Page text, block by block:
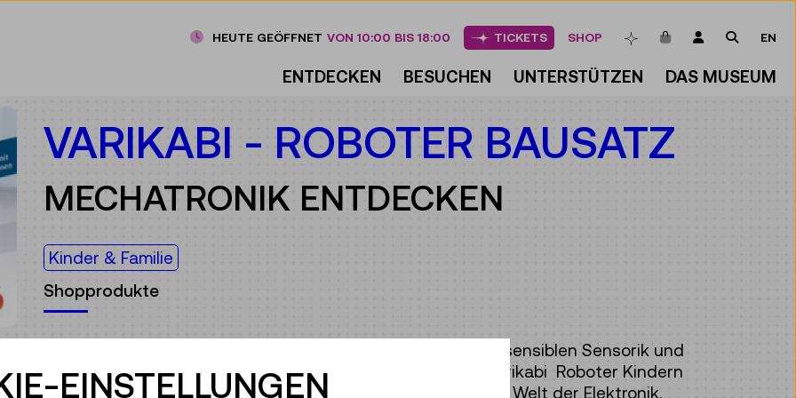
ENTDECKEN BESUCHEN UNTERSTÜTZEN DAS MUSEUM
HEUTE GEÖFFNET VON 10:00 BIS 18:00 TICKETS SHOP MERKLISTEARTIKEL IM
LOGIN SUCHE
EN
VARIKABI - ROBOTER BAUSATZ
MECHATRONIK ENTDECKEN
Kinder & Familie
Shopprodukte
Als einfach aufzubauender Roboterbausatz mit einer hochsensiblen Sensorik und
einer variablen Steuerschaltung zum Stecken bietet der varikabi Roboter Kindern
ab 8 Jahren einen spannenden und spielerischen Einstieg in Welt der Elektronik.
EINSTELLUNGEN